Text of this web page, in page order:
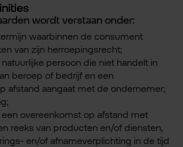
wordt verstaan onder:
waarbinnen de consument
van zijn herroepingsrecht;
persoon die niet handelt in
beroep of bedrijf en een
afstand aangaat met de ondernemer;
een overeenkomst op afstand met
reeks van producten en/of diensten,
en/of afnameverplichting in de tijd